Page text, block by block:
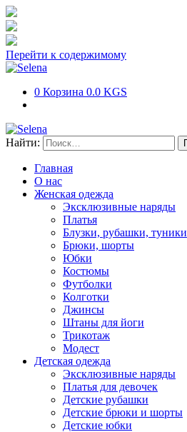
Перейти к содержимому
0 Корзина 0.0 KGS
Найти:
Главная
О нас
Женская одежда
Эксклюзивные наряды
Платья
Блузки, рубашки, туники
Брюки, шорты
Юбки
Костюмы
Футболки
Колготки
Джинсы
Штаны для йоги
Трикотаж
Модест
Детская одежда
Эксклюзивные наряды
Платья для девочек
Детские рубашки
Детские брюки и шорты
Детские юбки